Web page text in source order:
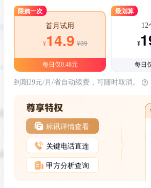
限购一次
首月试用
¥14.9 ¥39
每日仅0.48元
最划算
12
¥
每日
到期29元/月/省自动续费，可随时取消。
标讯详情查看
关键电话直连
甲方分析查询